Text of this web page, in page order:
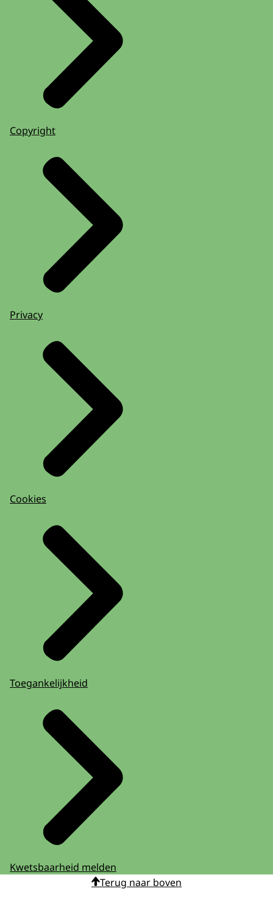
Copyright
Privacy
Cookies
Toegankelijkheid
Kwetsbaarheid melden
Terug naar boven